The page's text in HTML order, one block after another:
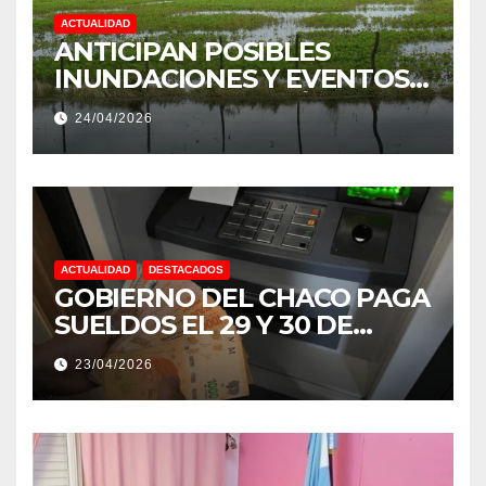
ACTUALIDAD
ANTICIPAN POSIBLES
INUNDACIONES Y EVENTOS
EXTREMOS: “PODRÍA SER UN
NIÑO MUY IMPORTANTE”
24/04/2026
ACTUALIDAD DESTACADOS
GOBIERNO DEL CHACO PAGA
SUELDOS EL 29 Y 30 DE
ABRIL, CON EL 2% DE
AUMENTO
23/04/2026